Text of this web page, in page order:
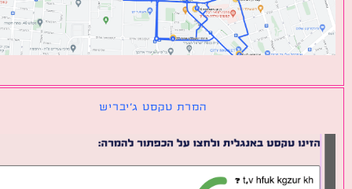
המרת טקסט ג׳יבריש